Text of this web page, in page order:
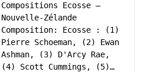
Compositions Ecosse –
Nouvelle-Zélande
Composition: Ecosse : (1)
Pierre Schoeman, (2) Ewan
Ashman, (3) D'Arcy Rae,
(4) Scott Cummings, (5)…